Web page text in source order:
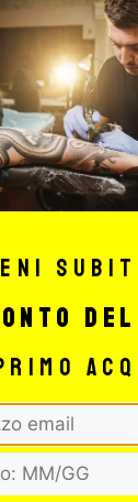
di €
e pericolo
superiori a
con
dovesse
quest’ultimo
contrario
con un
carrello, da
al
.
del